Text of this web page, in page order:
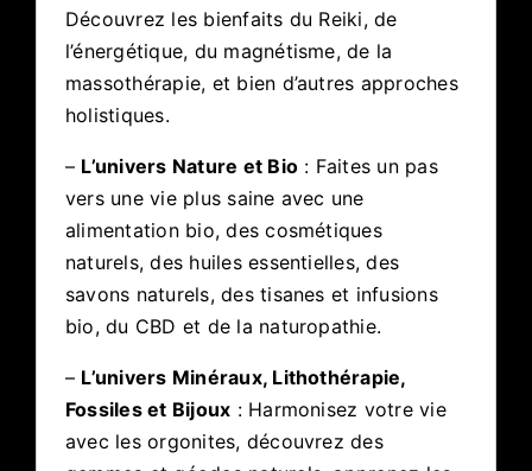
Découvrez les bienfaits du Reiki, de
l’énergétique, du magnétisme, de la
massothérapie, et bien d’autres approches
holistiques.
– L’univers Nature et Bio : Faites un pas
vers une vie plus saine avec une
alimentation bio, des cosmétiques
naturels, des huiles essentielles, des
savons naturels, des tisanes et infusions
bio, du CBD et de la naturopathie.
– L’univers Minéraux, Lithothérapie,
Fossiles et Bijoux : Harmonisez votre vie
avec les orgonites, découvrez des